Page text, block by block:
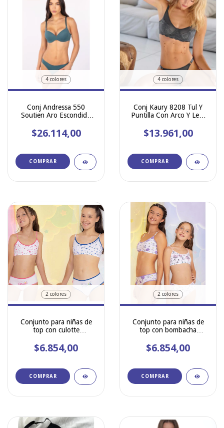
4 colores
Conj Andressa 550
Soutien Aro Escondido
nylon
$26.114,00
COMPRAR
4 colores
Conj Kaury 8208 Tul Y
Puntilla Con Arco Y Less
$13.961,00
COMPRAR
2 colores
Conjunto para niñas de
top con culotte
lycra Marey 759
$6.854,00
COMPRAR
2 colores
Conjunto para niñas de
top con bombacha
lycra Marey 757
$6.854,00
COMPRAR